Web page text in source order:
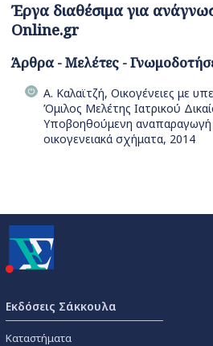
Έργα διαθέσιμα για
Online.gr
Άρθρα - Μελέτες -
Α. Καλαϊτζή, Οικογένειες με
Όμιλος Μελέτης Ιατρικού
Υποβοηθούμενη αναπαραγωγή
οικογενειακά σχήματα, 2014
Εκδόσεις Σάκκουλα
Καταστήματα